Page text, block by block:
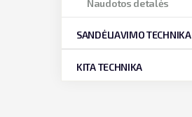
Naudotos detalės
SANDĖLIAVIMO TECHNIKA
KITA TECHNIKA